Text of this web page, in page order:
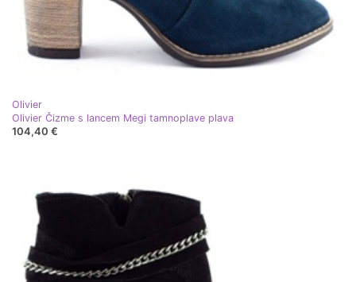
Olivier
Olivier Čizme s lancem Megi tamnoplave plava
104,40 €